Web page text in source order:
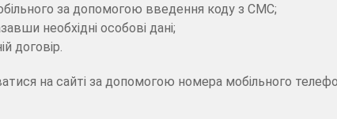
за допомогою введення коду з СМС;
необхідні особові дані;
договір.
на сайті за допомогою номера мобільного